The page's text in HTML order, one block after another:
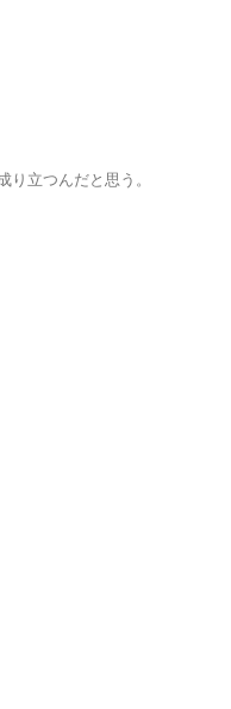
り立つんだと思う。